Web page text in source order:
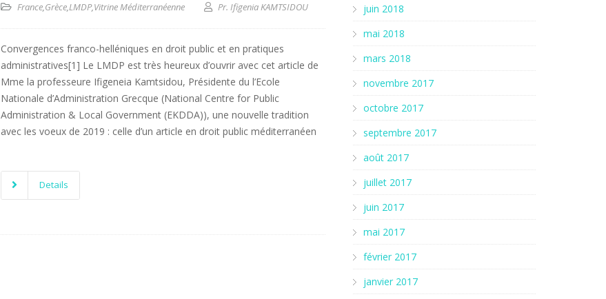
France,Grèce,LMDP,Vitrine Méditerranéenne Pr. Ifigenia KAMTSIDOU
Convergences franco-helléniques en droit public et en pratiques
administratives[1] Le LMDP est très heureux d’ouvrir avec cet article de
Mme la professeure Ifigeneia Kamtsidou, Présidente du l’Ecole
Nationale d’Administration Grecque (National Centre for Public
Administration & Local Government (EKDDA)), une nouvelle tradition
avec les voeux de 2019 : celle d’un article en droit public méditerranéen
Details
juin 2018
mai 2018
mars 2018
novembre 2017
octobre 2017
septembre 2017
août 2017
juillet 2017
juin 2017
mai 2017
février 2017
janvier 2017